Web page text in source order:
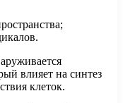
влияет на синтез
клеток.